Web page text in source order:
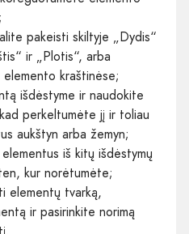
pakeisti skiltyje „Dydis“
ir „Plotis“, arba
kraštinėse;
išdėstyme ir naudokite
perkeltumėte jį ir toliau
aukštyn arba žemyn;
iš kitų išdėstymų
kur norėtumėte;
elementų tvarką,
ir pasirinkite norimą